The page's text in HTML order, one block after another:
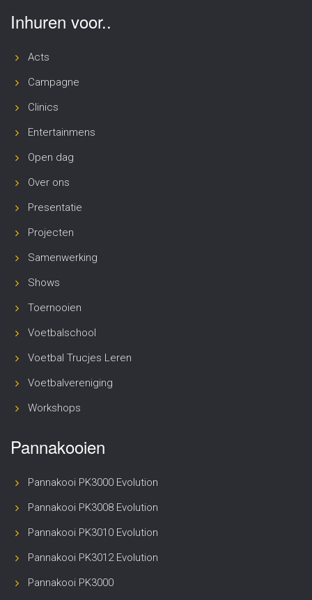
Inhuren voor..
Acts
Campagne
Clinics
Entertainmens
Open dag
Over ons
Presentatie
Projecten
Samenwerking
Shows
Toernooien
Voetbalschool
Voetbal Trucjes Leren
Voetbalvereniging
Workshops
Pannakooien
Pannakooi PK3000 Evolution
Pannakooi PK3008 Evolution
Pannakooi PK3010 Evolution
Pannakooi PK3012 Evolution
Pannakooi PK3000